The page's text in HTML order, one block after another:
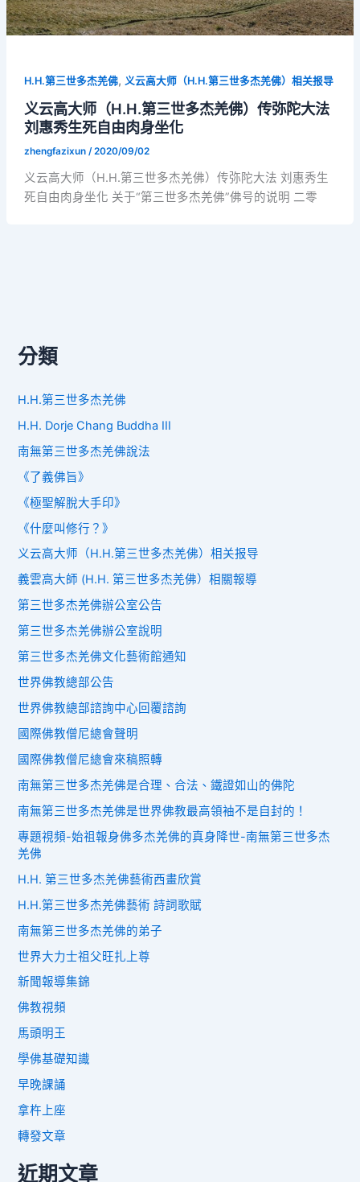
H.H.第三世多杰羌佛, 义云高大师（H.H.第三世多杰羌佛）相关报导
义云高大师（H.H.第三世多杰羌佛）传弥陀大法
刘惠秀生死自由肉身坐化
zhengfazixun /2020/09/02
义云高大师（H.H.第三世多杰羌佛）传弥陀大法 刘惠秀生
死自由肉身坐化 关于“第三世多杰羌佛”佛号的说明 二零
分類
H.H.第三世多杰羌佛
H.H. Dorje Chang Buddha III
南無第三世多杰羌佛說法
《了義佛旨》
《極聖解脫大手印》
《什麼叫修行？》
义云高大师（H.H.第三世多杰羌佛）相关报导
義雲高大師 (H.H. 第三世多杰羌佛）相關報導
第三世多杰羌佛辦公室公告
第三世多杰羌佛辦公室說明
第三世多杰羌佛文化藝術館通知
世界佛教總部公告
世界佛教總部諮詢中心回覆諮詢
國際佛教僧尼總會聲明
國際佛教僧尼總會來稿照轉
南無第三世多杰羌佛是合理、合法、鐵證如山的佛陀
南無第三世多杰羌佛是世界佛教最高領袖不是自封的！
專題視頻-始祖報身佛多杰羌佛的真身降世-南無第三世多杰
羌佛
H.H. 第三世多杰羌佛藝術西畫欣賞
H.H.第三世多杰羌佛藝術 詩詞歌賦
南無第三世多杰羌佛的弟子
世界大力士祖父旺扎上尊
新聞報導集錦
佛教視頻
馬頭明王
學佛基礎知識
早晚課誦
拿杵上座
轉發文章
近期文章